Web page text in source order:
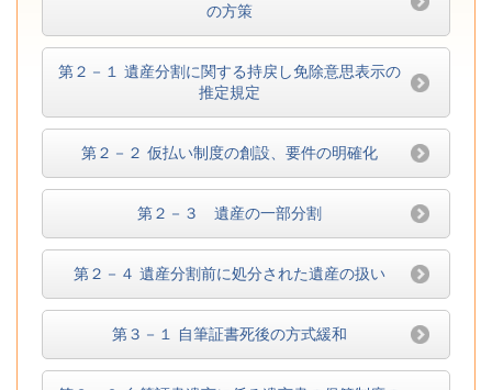
の方策
第２－１ 遺産分割に関する持戻し免除意思表示の
推定規定
第２－２ 仮払い制度の創設、要件の明確化
第２－３ 遺産の一部分割
第２－４ 遺産分割前に処分された遺産の扱い
第３－１ 自筆証書死後の方式緩和